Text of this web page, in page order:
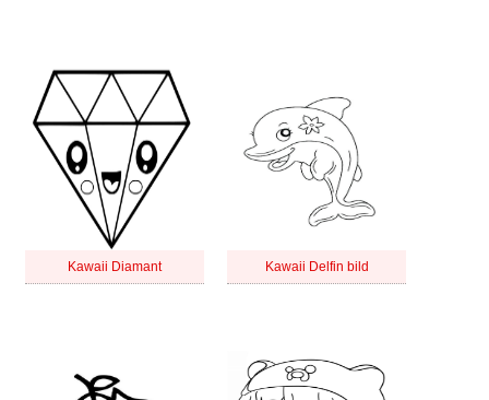
Kawaii Diamant Kawaii Delfin bild